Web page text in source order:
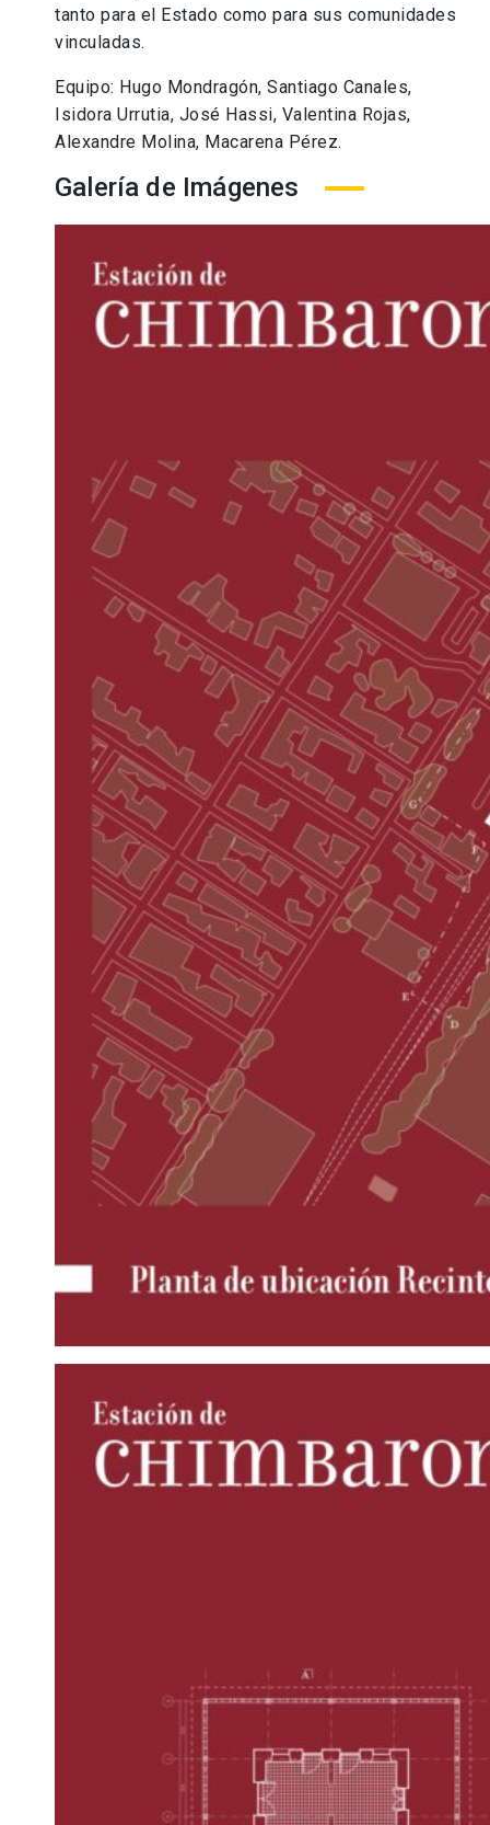
tanto para el Estado como para sus comunidades
vinculadas.
Equipo: Hugo Mondragón, Santiago Canales,
Isidora Urrutia, José Hassi, Valentina Rojas,
Alexandre Molina, Macarena Pérez.
Galería de Imágenes